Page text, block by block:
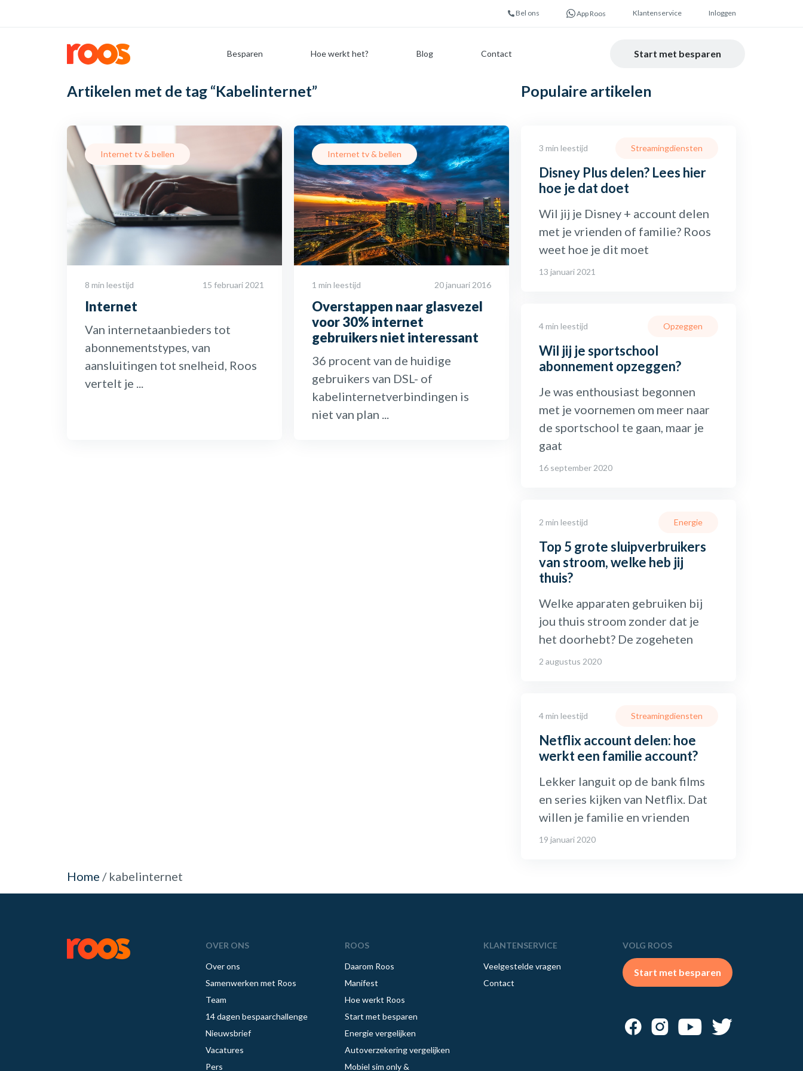
Bel ons App Roos Klantenservice Inloggen
Besparen Hoe werkt het? Blog Contact Start met besparen
Artikelen met de tag “Kabelinternet”
Internet tv & bellen
8 min leestijd 15 februari 2021
Internet
Van internetaanbieders tot
abonnementstypes, van
aansluitingen tot snelheid, Roos
vertelt je ...
Internet tv & bellen
1 min leestijd 20 januari 2016
Overstappen naar glasvezel
voor 30% internet
gebruikers niet interessant
36 procent van de huidige
gebruikers van DSL- of
kabelinternetverbindingen is
niet van plan ...
Populaire artikelen
3 min leestijd
Disney Plus delen? Lees hier
hoe je dat doet
Streamingdiensten
Wil jij je Disney + account delen
met je vrienden of familie? Roos
weet hoe je dit moet
13 januari 2021
4 min leestijd
Wil jij je sportschool
abonnement opzeggen?
Opzeggen
Je was enthousiast begonnen
met je voornemen om meer naar
de sportschool te gaan, maar je
gaat
16 september 2020
2 min leestijd
Top 5 grote sluipverbruikers
van stroom, welke heb jij
thuis?
Energie
Welke apparaten gebruiken bij
jou thuis stroom zonder dat je
het doorhebt? De zogeheten
2 augustus 2020
4 min leestijd
Netflix account delen: hoe
werkt een familie account?
Streamingdiensten
Lekker languit op de bank films
en series kijken van Netflix. Dat
willen je familie en vrienden
19 januari 2020
Home / kabelinternet
OVER ONS
Over ons
Samenwerken met Roos
Team
14 dagen bespaarchallenge
Nieuwsbrief
Vacatures
Pers
ROOS
Daarom Roos
Manifest
Hoe werkt Roos
Start met besparen
Energie vergelijken
Autoverzekering vergelijken
Mobiel sim only &
KLANTENSERVICE
Veelgestelde vragen
Contact
VOLG ROOS
Start met besparen